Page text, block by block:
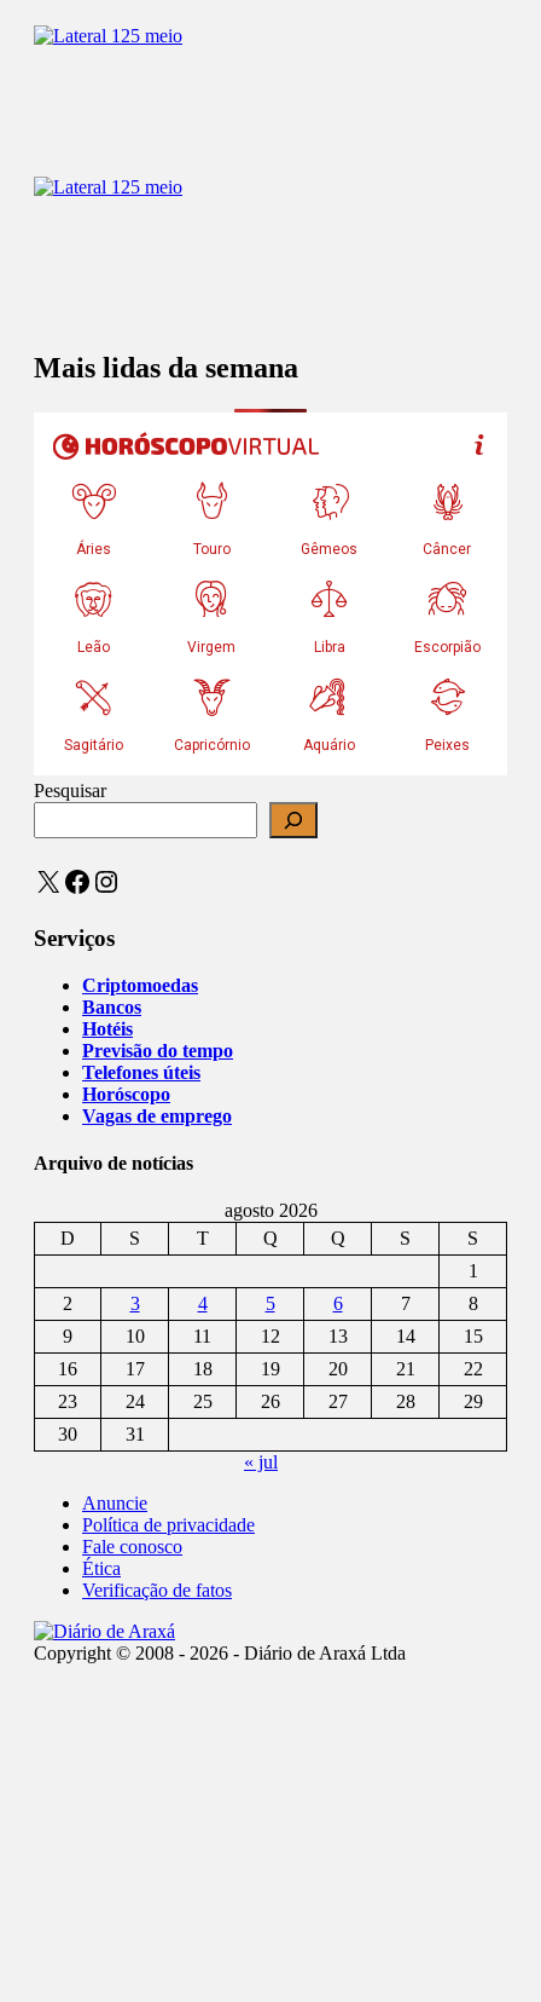
Mais lidas da semana
Pesquisar
X Facebook
Instagram
Serviços
Criptomoedas
Bancos
Hotéis
Previsão do tempo
Telefones úteis
Horóscopo
Vagas de emprego
Arquivo de notícias
agosto 2026
D
S T Q Q S
S
1
2
3 4 5 6 7
8
9
10 11 12 13 14
15
16
17 18 19 20 21
22
23
24 25 26 27 28
29
30
31
« jul
Anuncie
Política de privacidade
Fale conosco
Ética
Verificação de fatos
Copyright © 2008 - 2026 - Diário de Araxá Ltda